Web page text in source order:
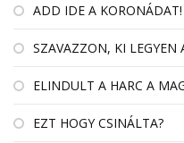
ADD IDE A KORONÁDAT!
SZAVAZZON, KI LEGYEN
ELINDULT A HARC A
EZT HOGY CSINÁLTA?